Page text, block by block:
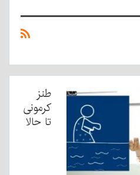
طنز
کرمونی
تا حالا